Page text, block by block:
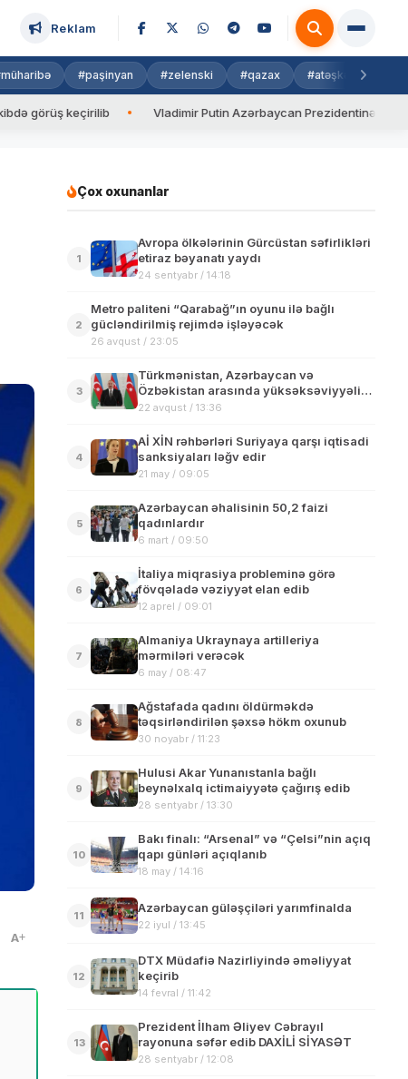
Reklam
#paşinyan #zelenski #qazax #atəşkəs
keçirilib Vladimir Putin Azərbaycan Prezidentinə zəng edib
A
Çox oxunanlar
1
Avropa ölkələrinin Gürcüstan səfirlikləri
etiraz bəyanatı yaydı
24 sentyabr / 14:18
2
Metro paliteni “Qarabağ”ın oyunu ilə bağlı
gücləndirilmiş rejimdə işləyəcək
26 avqust / 23:05
3
Türkmənistan, Azərbaycan və
Özbəkistan arasında yüksəksəviyyəli
görüş başlayıb
22 avqust / 13:36
4
Aİ XİN rəhbərləri Suriyaya qarşı iqtisadi
sanksiyaları ləğv edir
21 may / 09:05
5
Azərbaycan əhalisinin 50,2 faizi
qadınlardır
6 mart / 09:50
6
İtaliya miqrasiya probleminə görə
fövqəladə vəziyyət elan edib
12 aprel / 09:01
7
Almaniya Ukraynaya artilleriya
mərmiləri verəcək
6 may / 08:47
8
Ağstafada qadını öldürməkdə
təqsirləndirilən şəxsə hökm oxunub
30 noyabr / 11:23
9
Hulusi Akar Yunanıstanla bağlı
beynəlxalq ictimaiyyətə çağırış edib
28 sentyabr / 13:30
10
Bakı finalı: “Arsenal” və “Çelsi”nin açıq
qapı günləri açıqlanıb
18 may / 14:16
11
Azərbaycan güləşçiləri yarımfinalda
22 iyul / 13:45
12
DTX Müdafiə Nazirliyində əməliyyat
keçirib
14 fevral / 11:42
13
Prezident İlham Əliyev Cəbrayıl
rayonuna səfər edib DAXİLİ SİYASƏT
28 sentyabr / 12:08